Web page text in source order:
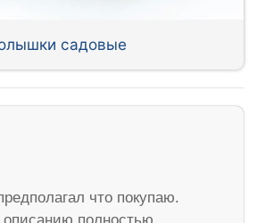
садовые
что покупаю.